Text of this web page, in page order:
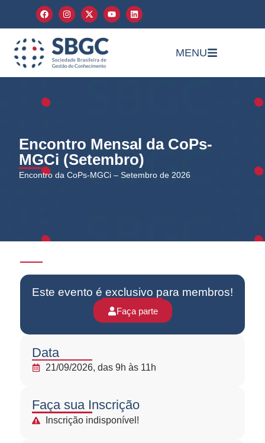
MENU
Encontro Mensal da CoPs-
MGCi (Setembro)
Encontro da CoPs-MGCi – Setembro de 2026
Este evento é exclusivo para membros!
Faça parte
Data
21/09/2026, das 9h às 11h
Faça sua Inscrição
Inscrição indisponível!